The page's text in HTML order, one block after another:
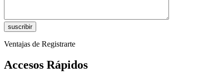
Ventajas de Registrarte
Accesos Rápidos